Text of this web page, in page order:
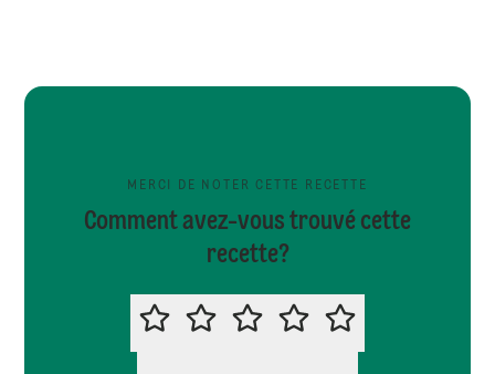
MERCI DE NOTER CETTE RECETTE
Comment avez-vous trouvé cette
recette?
MERCI DE NOTER CETTE RECETTE